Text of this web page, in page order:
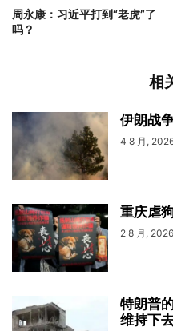
周永康：习近平打到“老虎”了
吗？
相
伊朗战
4 8 月,
重庆虐
2 8 月, 2026
特朗普
维持下